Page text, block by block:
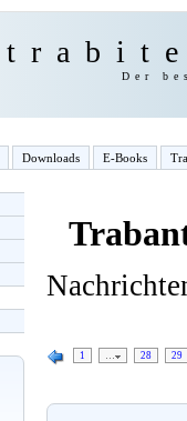
Der
Downloads E-Books
1 28 29